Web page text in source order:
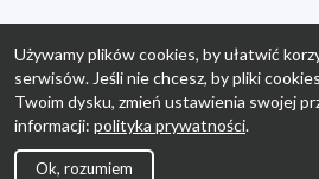
Używamy plików cookies, by ułatwić
serwisów. Jeśli nie chcesz, by pliki
Twoim dysku, zmień ustawienia swojej
informacji: polityka prywatności.
Ok, rozumiem